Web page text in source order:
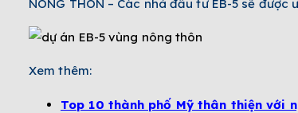
NÔNG THÔN – Các nhà đầu tư EB-5 sẽ
Xem thêm:
Top 10 thành phố Mỹ thân thiện với